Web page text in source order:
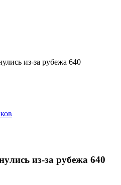
из-за рубежа 640
из-за рубежа 640